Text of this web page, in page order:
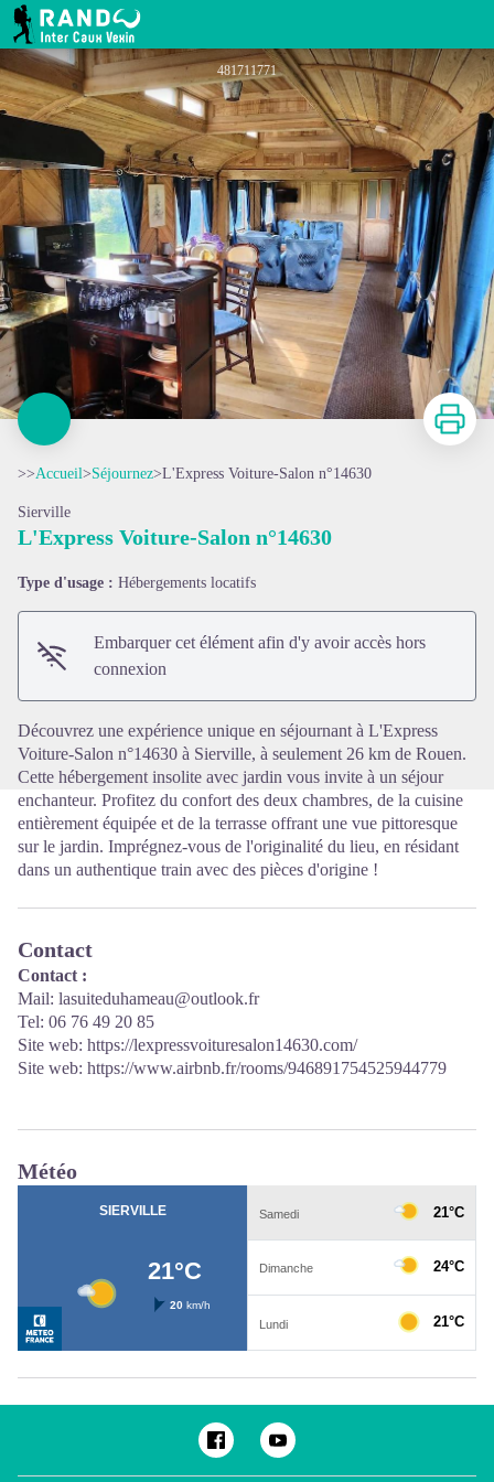
RANDO INTER CAUX VEXIN
L'Express Voiture-Salon n°14630
481711771
Voir l'image en plein écran
Imprimer
>>Accueil>Séjournez>L'Express Voiture-Salon n°14630
Sierville
L'Express Voiture-Salon n°14630
Type d'usage : Hébergements locatifs
Embarquer cet élément afin d'y avoir accès hors
connexion
Découvrez une expérience unique en séjournant à L'Express
Voiture-Salon n°14630 à Sierville, à seulement 26 km de Rouen.
Cette hébergement insolite avec jardin vous invite à un séjour
enchanteur. Profitez du confort des deux chambres, de la cuisine
entièrement équipée et de la terrasse offrant une vue pittoresque
sur le jardin. Imprégnez-vous de l'originalité du lieu, en résidant
dans un authentique train avec des pièces d'origine !
Contact
Contact :
Mail: lasuiteduhameau@outlook.fr
Tel: 06 76 49 20 85
Site web: https://lexpressvoituresalon14630.com/
Site web: https://www.airbnb.fr/rooms/946891754525944779
Météo